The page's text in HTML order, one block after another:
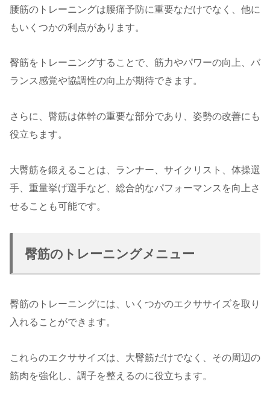
腰筋のトレーニングは腰痛予防に重要なだけでなく、他に
もいくつかの利点があります。
臀筋をトレーニングすることで、筋力やパワーの向上、バ
ランス感覚や協調性の向上が期待できます。
さらに、臀筋は体幹の重要な部分であり、姿勢の改善にも
役立ちます。
大臀筋を鍛えることは、ランナー、サイクリスト、体操選
手、重量挙げ選手など、総合的なパフォーマンスを向上さ
せることも可能です。
臀筋のトレーニングメニュー
臀筋のトレーニングには、いくつかのエクササイズを取り
入れることができます。
これらのエクササイズは、大臀筋だけでなく、その周辺の
筋肉を強化し、調子を整えるのに役立ちます。